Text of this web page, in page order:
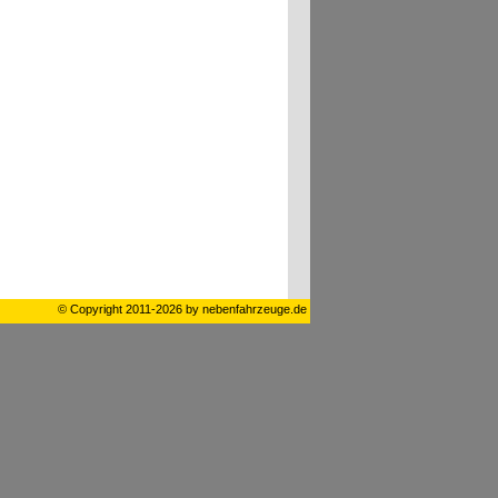
© Copyright 2011-2026 by nebenfahrzeuge.de